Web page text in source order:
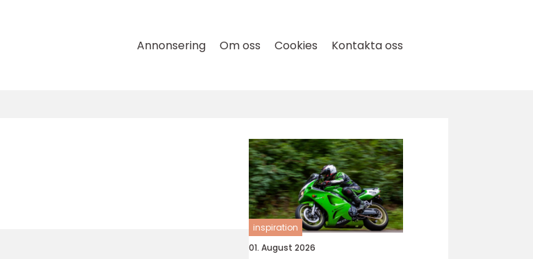
Annonsering Om oss Cookies Kontakta oss
inspiration
01. August 2026